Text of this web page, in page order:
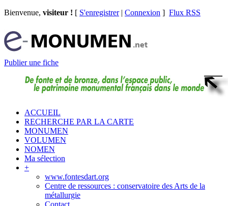
Bienvenue, visiteur ! [ S'enregistrer| Connexion ] Flux RSS
Publier une fiche
ACCUEIL
RECHERCHE PAR LA CARTE
MONUMEN
VOLUMEN
NOMEN
Ma sélection
+
www.fontesdart.org
Centre de ressources : conservatoire des Arts de la
métallurgie
Contact